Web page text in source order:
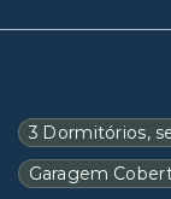
3 Dormitórios,
Garagem